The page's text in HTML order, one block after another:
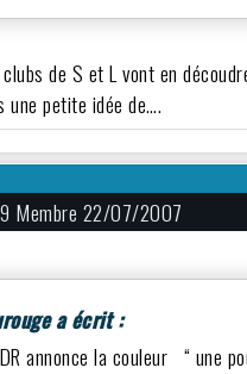
de S et L vont en
une petite idée de….
Membre 22/07/2007
a écrit :
annonce la couleur “ une